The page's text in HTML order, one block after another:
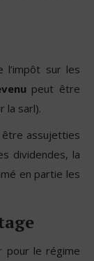
l’impôt sur les
peut être
la sarl).
être assujetties
dividendes, la
en partie les
pour le régime